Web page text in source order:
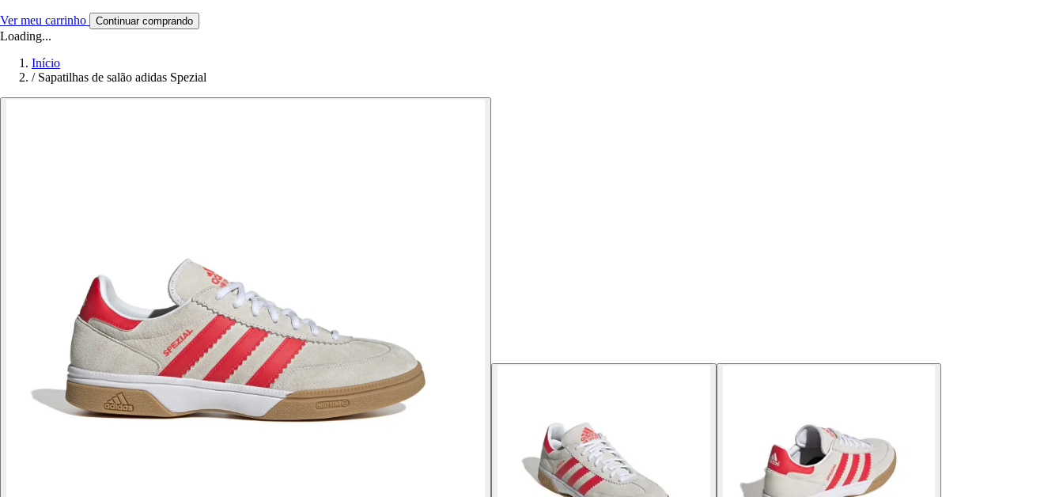
Ver meu carrinho Continuar comprando
Loading...
Início
/ Sapatilhas de salão adidas Spezial